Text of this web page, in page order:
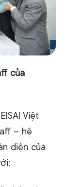
của
Việt
– hệ
diện của